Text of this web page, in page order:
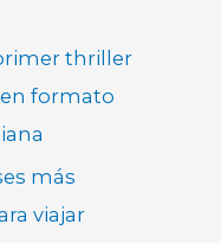
thriller
formato
más
viajar